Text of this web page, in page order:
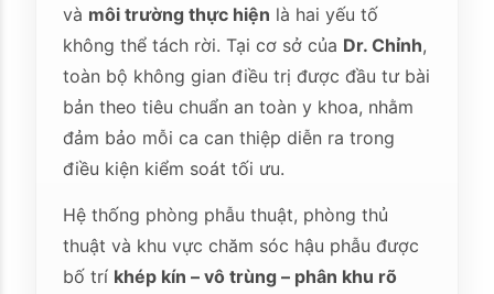
và môi trường thực hiện là hai yếu tố
không thể tách rời. Tại cơ sở của Dr. Chỉnh,
toàn bộ không gian điều trị được đầu tư bài
bản theo tiêu chuẩn an toàn y khoa, nhằm
đảm bảo mỗi ca can thiệp diễn ra trong
điều kiện kiểm soát tối ưu.
Hệ thống phòng phẫu thuật, phòng thủ
thuật và khu vực chăm sóc hậu phẫu được
bố trí khép kín – vô trùng – phân khu rõ